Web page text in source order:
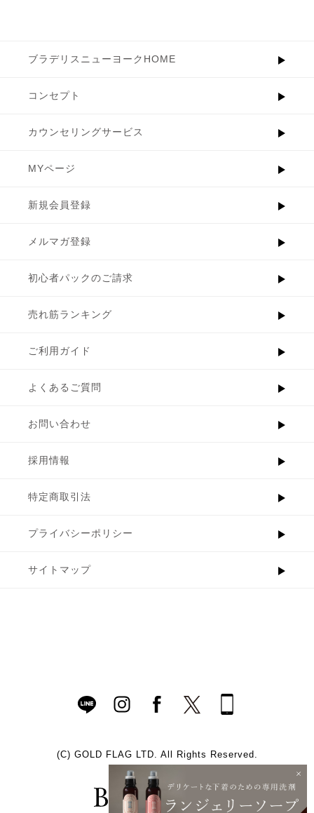
ブラデリスニューヨークHOME
コンセプト
カウンセリングサービス
MYページ
新規会員登録
メルマガ登録
初心者パックのご請求
売れ筋ランキング
ご利用ガイド
よくあるご質問
お問い合わせ
採用情報
特定商取引法
プライバシーポリシー
サイトマップ
(C) GOLD FLAG LTD. All Rights Reserved.